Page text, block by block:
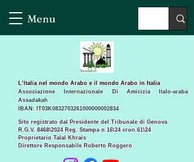
Menu
Sito registrato dal Presidente del Tribunale di Genova
R.G.V. 8468\2024 Reg. Stampa n 16\24 cron.61\24 ​
Proprietario Talal Khrais
Direttore Responsabile Roberto Roggero
L’Italia nel mondo Arabo e il mondo Arabo in Italia
Associazione Internazionale Di Amicizia Italo-araba
Assadakah
IBAN: IT03K0832703261000000002834